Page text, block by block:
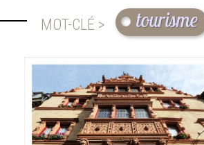
MOT-CLÉ > tourisme